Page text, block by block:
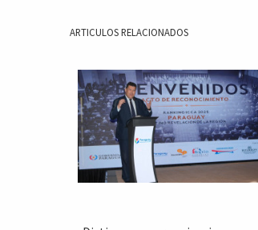
ARTICULOS RELACIONADOS